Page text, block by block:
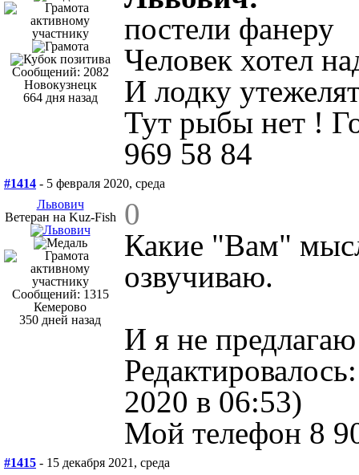
Сообщений: 2082
Новокузнецк
664 дня назад
постели фанеру
Человек хотел
И лодку
Тут рыбы нет !
969 58 84
#1414 - 5 февраля 2020, среда
Львович
Ветеран на Kuz-Fish
Сообщений: 1315
Кемерово
350 дней назад
0
Какие "Вам"
озвучиваю.
И я не предлагаю
2020 в 06:53)
Мой телефон 8
#1415 - 15 декабря 2021, среда